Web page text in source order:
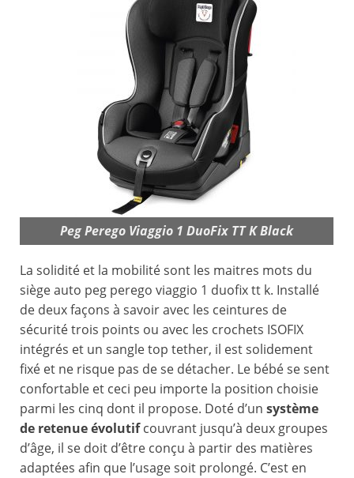
Peg Perego Viaggio 1 DuoFix TT K Black
La solidité et la mobilité sont les maitres mots du
siège auto peg perego viaggio 1 duofix tt k. Installé
de deux façons à savoir avec les ceintures de
sécurité trois points ou avec les crochets ISOFIX
intégrés et un sangle top tether, il est solidement
fixé et ne risque pas de se détacher. Le bébé se sent
confortable et ceci peu importe la position choisie
parmi les cinq dont il propose. Doté d’un système
de retenue évolutifcouvrant jusqu’à deux groupes
d’âge, il se doit d’être conçu à partir des matières
adaptées afin que l’usage soit prolongé. C’est en